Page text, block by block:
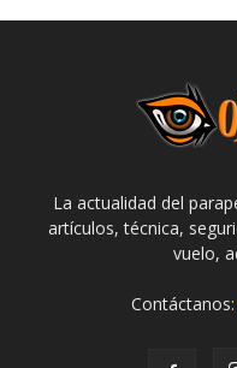
La actualidad del
artículos, técnica,
vuelo,
Contáctanos: